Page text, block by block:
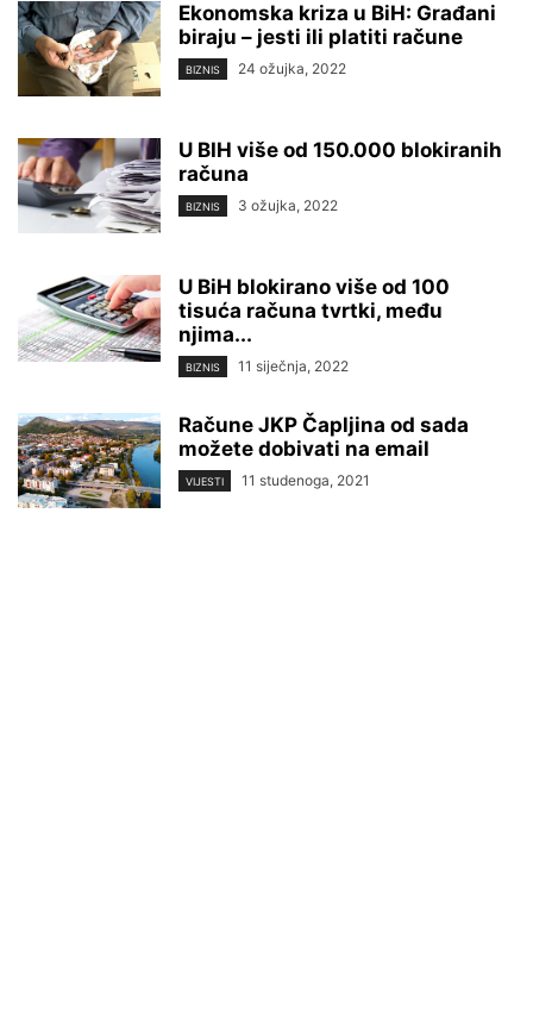
Ekonomska kriza u BiH: Građani
biraju – jesti ili platiti račune
BIZNIS 24 ožujka, 2022
U BIH više od 150.000 blokiranih
računa
BIZNIS 3 ožujka, 2022
U BiH blokirano više od 100
tisuća računa tvrtki, među
njima...
BIZNIS 11 siječnja, 2022
Račune JKP Čapljina od sada
možete dobivati na email
VIJESTI 11 studenoga, 2021